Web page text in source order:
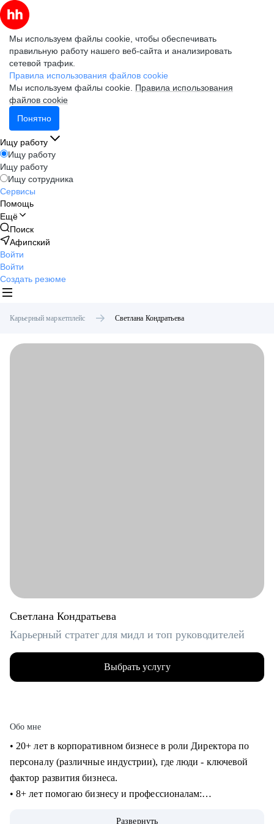
Мы используем файлы cookie, чтобы обеспечивать
правильную работу нашего веб-сайта и анализировать
сетевой трафик.
Правила использования файлов cookie
Мы используем файлы cookie. Правила использования
файлов cookie
Понятно
Ищу работу
Ищу работу
Ищу работу
Ищу сотрудника
Сервисы
Помощь
Ещё
Поиск
Афипский
Войти
Войти
Создать резюме
Карьерный маркетплейс Светлана Кондратьева
Светлана Кондратьева
Карьерный стратег для мидл и топ руководителей
Выбрать услугу
Обо мне
• 20+ лет в корпоративном бизнесе в роли Директора по
персоналу (различные индустрии), где люди - ключевой
фактор развития бизнеса.
• 8+ лет помогаю бизнесу и профессионалам:
Развернуть